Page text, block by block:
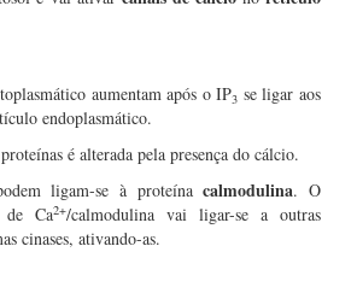
aumentam após o IP3 se ligar aos
endoplasmático.
é alterada pela presença do cálcio.
ligam-se à proteínacalmodulina. O
de Ca2+/calmodulina vai ligar-se a outras
cinases, ativando-as.